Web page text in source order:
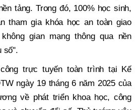
tảng. Trong đó, 100% học sinh,
tham gia khóa học an toàn giao
gian mạng thông qua nền
số".
trực tuyến toàn trình tại Kế
ngày 19 tháng 6 năm 2025 của
về phát triển khoa học, công